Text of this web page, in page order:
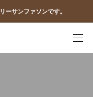
ーサンファソンです。